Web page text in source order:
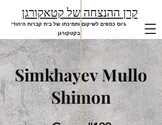
קרן ההנצחה של קטאקורגן
גיוס כספים לשיקום ותמיכתו של בית קברות היהודי
בקטקורגן
Simkhayev Mullo
Shimon